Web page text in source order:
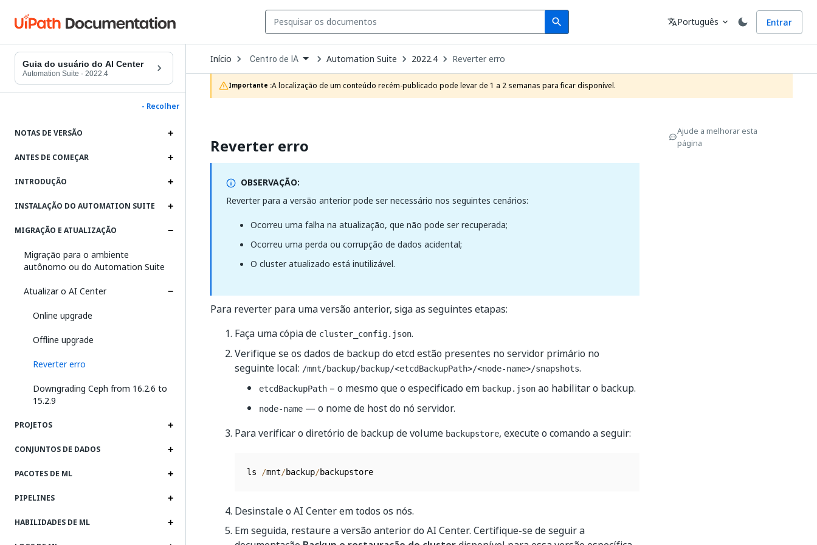
search
Search Idioma
translatePortuguês expand_more Entrar
Guia do usuário do AI Center
Automation Suite · 2022.4
- Recolher
NOTAS DE VERSÃO
ANTES DE COMEÇAR
INTRODUÇÃO
INSTALAÇÃO DO AUTOMATION SUITE
MIGRAÇÃO E ATUALIZAÇÃO
Migração para o ambiente
autônomo ou do Automation Suite
Atualizar o AI Center
Online upgrade
Offline upgrade
Reverter erro
Downgrading Ceph from 16.2.6 to
15.2.9
PROJETOS
CONJUNTOS DE DADOS
PACOTES DE ML
PIPELINES
HABILIDADES DE ML
Início Open
Dropdown
to
choose
product
Centro de IA Automation Suite 2022.4 Reverter erro
Importante :A localização de um conteúdo recém-publicado pode levar de 1 a 2 semanas para ficar disponível.
Reverter erro
OBSERVAÇÃO:
Reverter para a versão anterior pode ser necessário nos seguintes cenários:
Ocorreu uma falha na atualização, que não pode ser recuperada;
Ocorreu uma perda ou corrupção de dados acidental;
O cluster atualizado está inutilizável.
Para reverter para uma versão anterior, siga as seguintes etapas:
Faça uma cópia de cluster_config.json.
Verifique se os dados de backup do etcd estão presentes no servidor primário no
seguinte local: /mnt/backup/backup/<etcdBackupPath>/<node-name>/snapshots.
etcdBackupPath – o mesmo que o especificado em backup.json ao habilitar o backup.
node-name — o nome de host do nó servidor.
Para verificar o diretório de backup de volume backupstore, execute o comando a seguir:
ls /mnt/backup/backupstore
Desinstale o AI Center em todos os nós.
Em seguida, restaure a versão anterior do AI Center. Certifique-se de seguir a
Ajude a melhorar esta
página